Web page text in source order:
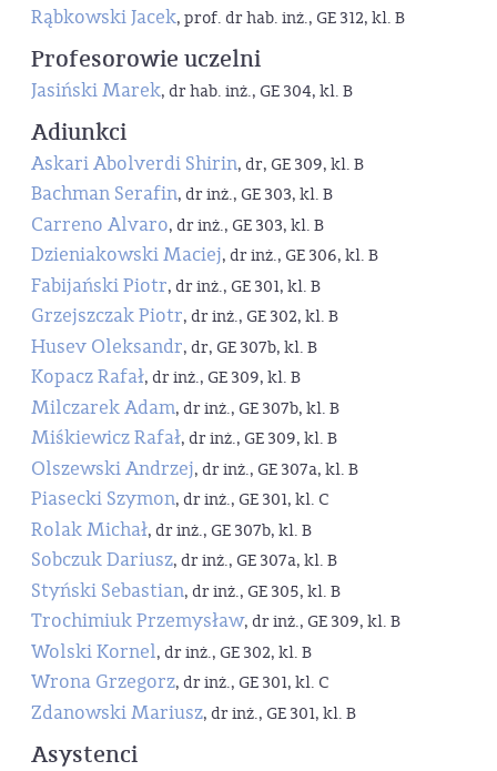
Rąbkowski Jacek, prof. dr hab. inż., GE 312, kl. B
Profesorowie uczelni
Jasiński Marek, dr hab. inż., GE 304, kl. B
Adiunkci
Askari Abolverdi Shirin, dr, GE 309, kl. B
Bachman Serafin, dr inż., GE 303, kl. B
Carreno Alvaro, dr inż., GE 303, kl. B
Dzieniakowski Maciej, dr inż., GE 306, kl. B
Fabijański Piotr, dr inż., GE 301, kl. B
Grzejszczak Piotr, dr inż., GE 302, kl. B
Husev Oleksandr, dr, GE 307b, kl. B
Kopacz Rafał, dr inż., GE 309, kl. B
Milczarek Adam, dr inż., GE 307b, kl. B
Miśkiewicz Rafał, dr inż., GE 309, kl. B
Olszewski Andrzej, dr inż., GE 307a, kl. B
Piasecki Szymon, dr inż., GE 301, kl. C
Rolak Michał, dr inż., GE 307b, kl. B
Sobczuk Dariusz, dr inż., GE 307a, kl. B
Styński Sebastian, dr inż., GE 305, kl. B
Trochimiuk Przemysław, dr inż., GE 309, kl. B
Wolski Kornel, dr inż., GE 302, kl. B
Wrona Grzegorz, dr inż., GE 301, kl. C
Zdanowski Mariusz, dr inż., GE 301, kl. B
Asystenci